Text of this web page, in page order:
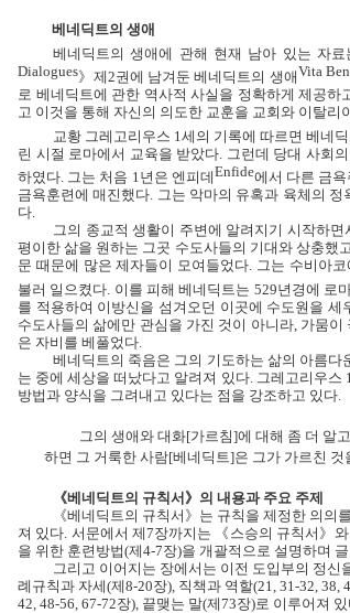
베네딕트의 생애
베네딕트의 생애에 관해 현재 남아 있는 자
Dialogues》제2권에 남겨둔 베네딕트의 생애Vita
로 베네딕트에 관한 역사적 사실을 정확하게 제공하
고 이것을 통해 자신의 의도한 교훈을 교회와 이탈리
교황 그레고리우스 1세의 기록에 따르면 베네
린 시절 로마에서 교육을 받았다 그런데 당대 사회
하였다. 그는 처음 1년은 엔피데Enfide에서 다른 금
금욕훈련에 매진했다. 그는 악마의 유혹과 육체의
다.
그의 종교적 생활이 주변에 알려지기 시작하
평이한 삶을 원하는 그곳 수도사들의 기대와 상충했
문 때문에 많은 제자들이 모여들었다. 그는 수비아
불러 일으켰다 이를 피해 베네딕트는 529년경에 로
를 적용하여 이방신을 섬겨오던 이곳에 수도원을 세
수도사들의 삶에만 관심을 가진 것이 아니라, 가뭄이
은 자비를 베풀었다
베네딕트의 죽음은 그의 기도하는 삶의 아름다
는 중에 세상을 떠났다고 알려져 있다. 그레고리우스 1
방법과 양식을 그려내고 있다는 점을 강조하고 있다
그의 생애와 대화[가르침]에 대해 좀 더 알
하면 그 거룩한 사람[베네딕트]은 그가 가르친
《베네딕트의 규칙서》의 내용과 주요 주제
《베네딕트의 규칙서》는 규칙을 제정한 의
져 있다 서문에서 제7장까지는 《스승의 규칙서》
을 위한 훈련방법(제4-7장)을 개괄적으로 설명하며
그리고 이어지는 장에서는 이전 도입부의 정
례규칙과 자세(제8-20장), 직책과 역할(21, 31-32, 38,
42, 48-56, 67-72장), 끝맺는 말(제73장)로 이루어져